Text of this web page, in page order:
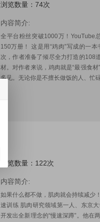
浏览数量：74次
内容简介:
全平台粉丝突破1000万！YouTube
150万册！ 这是用“鸡肉”写成的一
次，作者准备了倾尽全力打造的108
材。对作者来说，鸡肉就是“最强食
多见。无论你是不擅长做饭的人、忙
浏览数量：122次
内容简介:
如果什么都不做，肌肉就会持续减
速训练 肌肉研究领域第一人、东京
开发出全新理念的“慢速深蹲”。他在